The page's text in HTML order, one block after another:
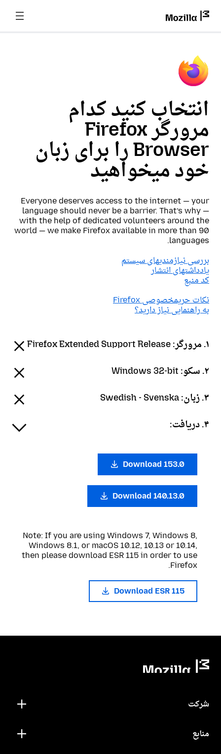
انتخاب کنید کدام
مرورگر Firefox
Browser را برای زبان
خود میخواهید
Everyone deserves access to the internet — your
language should never be a barrier. That’s why —
with the help of dedicated volunteers around the
world — we make Firefox available in more than 90
languages.
بررسی نیازمندیهای سیستم
یادداشتهای انتشار
کد منبع
نکات حریمخصوصی Firefox
به راهنمایی نیاز دارید؟
۱. مرورگر: Firefox Extended Support Release
۲. سکو: Windows 32-bit
۳. زبان: Swedish - Svenska
۴. دریافت:
Download 153.0
Download 140.13.0
Note: If you are using Windows 7, Windows 8,
Windows 8.1, or macOS 10.12, 10.13 or 10.14,
then please download ESR 115 in order to use
Firefox.
Download ESR 115
شرکت
منابع